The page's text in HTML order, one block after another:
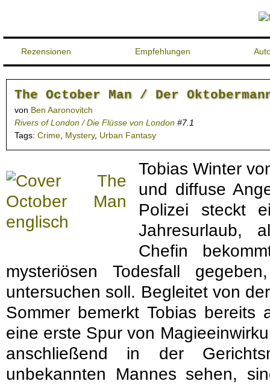
Rezensionen Empfehlungen
The October Man / Der
von Ben Aaronovitch
Rivers of London / Die Flüsse von London #7.1
Tags: Crime, Mystery, Urban Fantasy
Tobias Winter
und diffuse
Polizei steckt
Jahresurlaub,
Chefin
mysteriösen Todesfall
untersuchen soll. Begleitet von
Sommer bemerkt Tobias bereits
eine erste Spur von
anschließend in der
unbekannten Mannes sehen,